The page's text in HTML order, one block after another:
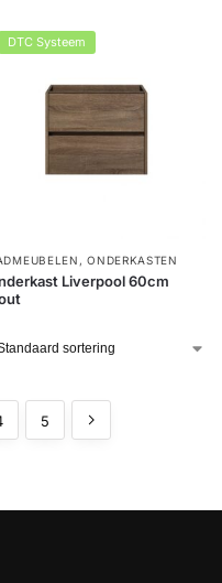
DTC Systeem
,ONDERKASTEN
Liverpool 60cm
5